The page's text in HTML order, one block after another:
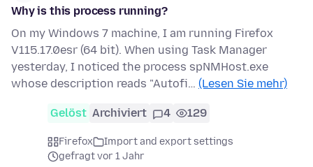
Why is this process running?
On my Windows 7 machine, I am running Firefox
V115.17.0esr (64 bit). When using Task Manager
yesterday, I noticed the process spNMHost.exe
whose description reads "Autofi… (Lesen Sie mehr)
Gelöst Archiviert 4 129
Firefox
Import and export settings
gefragt vor 1 Jahr